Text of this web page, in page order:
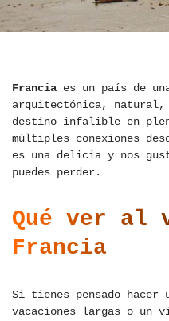
Francia es un país de
arquitectónica, natural,
destino infalible en
múltiples conexiones
es una delicia y nos
puedes perder.
Qué ver al
Francia
Si tienes pensado hacer
vacaciones largas o un